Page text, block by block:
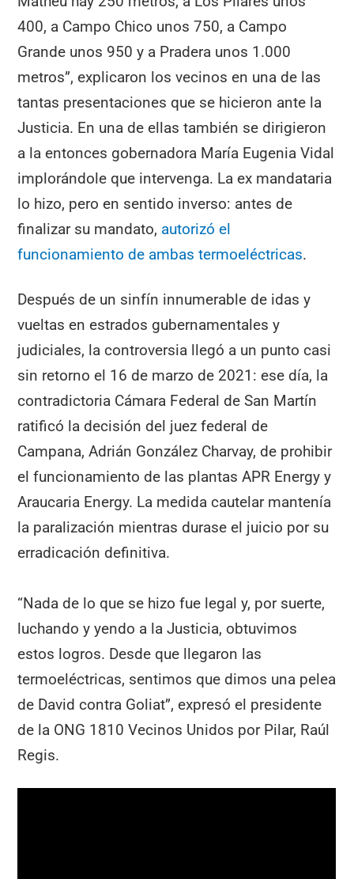
400, a Campo Chico unos 750, a Campo
Grande unos 950 y a Pradera unos 1.000
metros”, explicaron los vecinos en una de las
tantas presentaciones que se hicieron ante la
Justicia. En una de ellas también se dirigieron
a la entonces gobernadora María Eugenia Vidal
implorándole que intervenga. La ex mandataria
lo hizo, pero en sentido inverso: antes de
finalizar su mandato, autorizó el
funcionamiento de ambas termoeléctricas.
Después de un sinfín innumerable de idas y
vueltas en estrados gubernamentales y
judiciales, la controversia llegó a un punto casi
sin retorno el 16 de marzo de 2021: ese día, la
contradictoria Cámara Federal de San Martín
ratificó la decisión del juez federal de
Campana, Adrián González Charvay, de prohibir
el funcionamiento de las plantas APR Energy y
Araucaria Energy. La medida cautelar mantenía
la paralización mientras durase el juicio por su
erradicación definitiva.
“Nada de lo que se hizo fue legal y, por suerte,
luchando y yendo a la Justicia, obtuvimos
estos logros. Desde que llegaron las
termoeléctricas, sentimos que dimos una pelea
de David contra Goliat”, expresó el presidente
de la ONG 1810 Vecinos Unidos por Pilar, Raúl
Regis.